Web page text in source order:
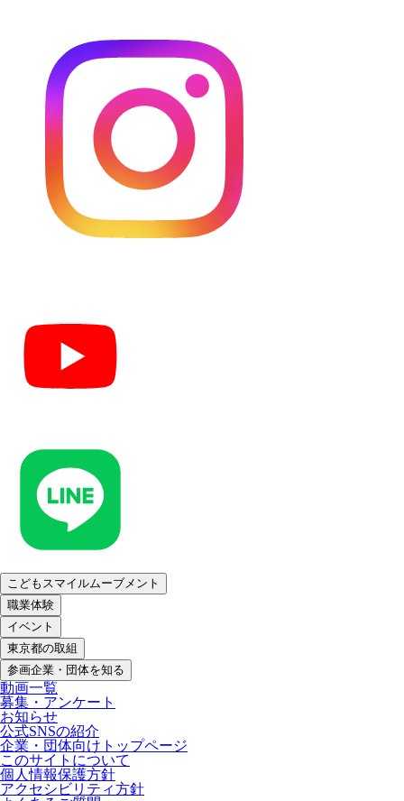
こどもスマイルムーブメント
職業体験
イベント
東京都の取組
参画企業・団体を知る
動画一覧
募集・アンケート
お知らせ
公式SNSの紹介
企業・団体向けトップページ
このサイトについて
個人情報保護方針
アクセシビリティ方針